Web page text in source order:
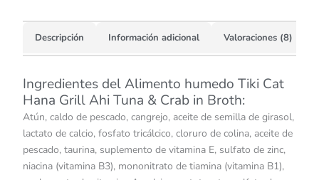
Descripción Información adicional Valoraciones (8)
Ingredientes del Alimento humedo Tiki Cat
Hana Grill Ahi Tuna & Crab in Broth:
Atún, caldo de pescado, cangrejo, aceite de semilla de girasol,
lactato de calcio, fosfato tricálcico, cloruro de colina, aceite de
pescado, taurina, suplemento de vitamina E, sulfato de zinc,
niacina (vitamina B3), mononitrato de tiamina (vitamina B1),